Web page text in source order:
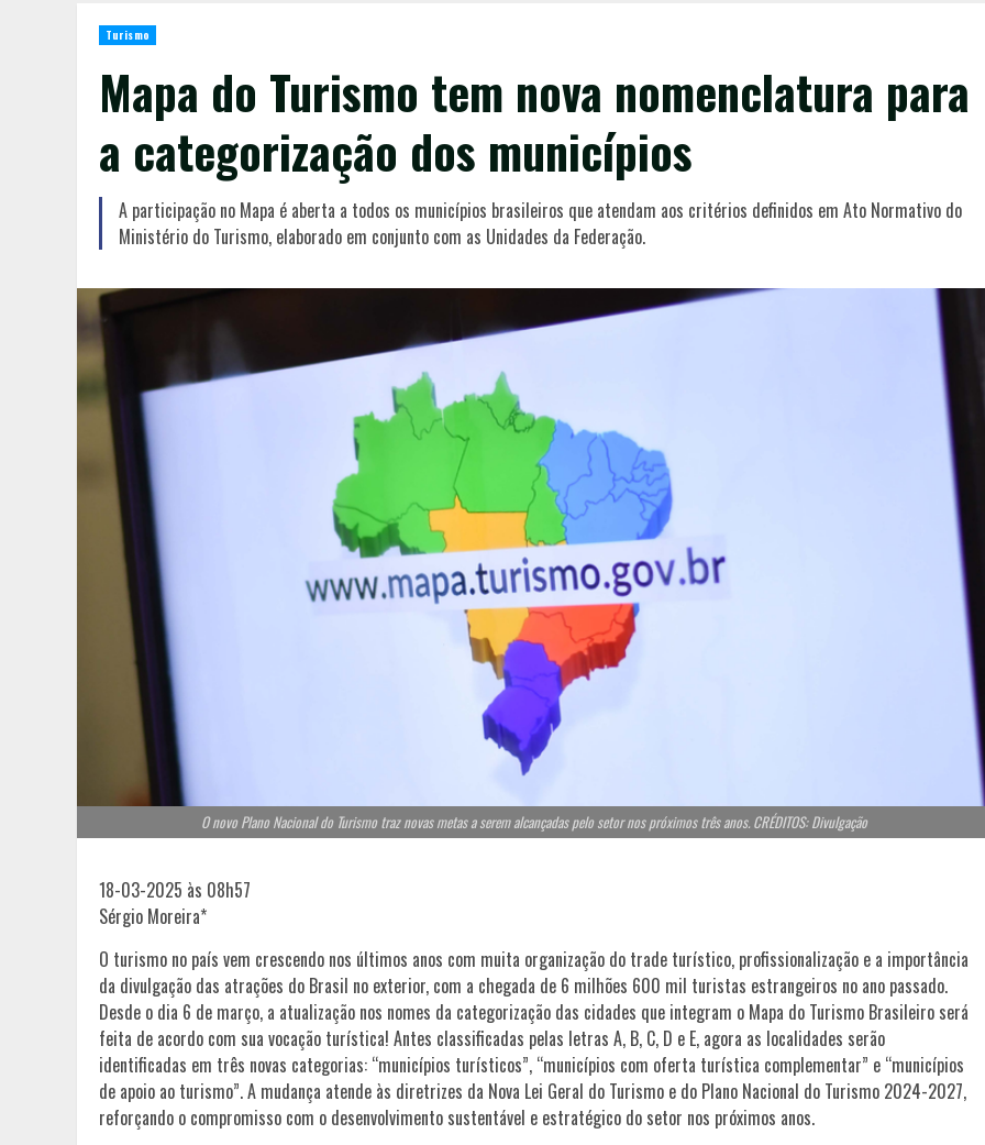
Turismo
Mapa do Turismo tem nova nomenclatura para
a categorização dos municípios
A participação no Mapa é aberta a todos os municípios brasileiros que atendam aos critérios definidos em Ato Normativo do
Ministério do Turismo, elaborado em conjunto com as Unidades da Federação.
O novo Plano Nacional do Turismo traz novas metas a serem alcançadas pelo setor nos próximos três anos. CRÉDITOS: Divulgação
18-03-2025 às 08h57
Sérgio Moreira*
O turismo no país vem crescendo nos últimos anos com muita organização do trade turístico, profissionalização e a importância
da divulgação das atrações do Brasil no exterior, com a chegada de 6 milhões 600 mil turistas estrangeiros no ano passado.
Desde o dia 6 de março, a atualização nos nomes da categorização das cidades que integram o Mapa do Turismo Brasileiro será
feita de acordo com sua vocação turística! Antes classificadas pelas letras A, B, C, D e E, agora as localidades serão
identificadas em três novas categorias: “municípios turísticos”, “municípios com oferta turística complementar” e “municípios
de apoio ao turismo”. A mudança atende às diretrizes da Nova Lei Geral do Turismo e do Plano Nacional do Turismo 2024-2027,
reforçando o compromisso com o desenvolvimento sustentável e estratégico do setor nos próximos anos.